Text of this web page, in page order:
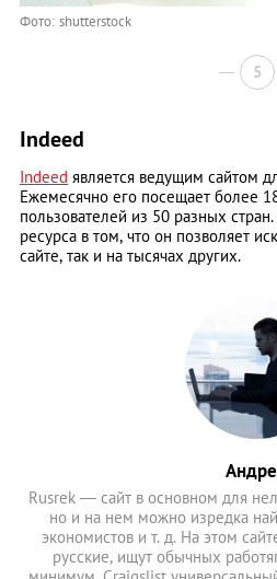
Фото: shutterstock
5
Indeed
Indeed является ведущим сайтом
Ежемесячно его посещает более
пользователей из 50 разных
ресурса в том, что он позволяет
сайте, так и на тысячах других.
Rusrek — сайт в основном для
но и на нем можно изредка
экономистов и т. д. На этом
русские, ищут обычных